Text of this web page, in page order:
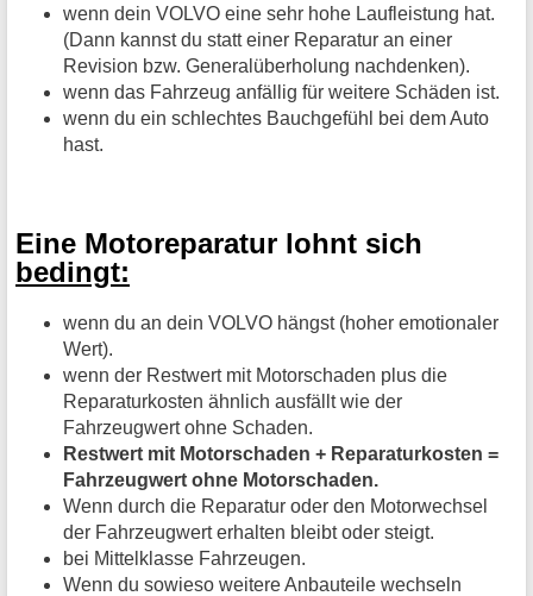
wenn dein VOLVO eine sehr hohe Laufleistung hat.
(Dann kannst du statt einer Reparatur an einer
Revision bzw. Generalüberholung nachdenken).
wenn das Fahrzeug anfällig für weitere Schäden ist.
wenn du ein schlechtes Bauchgefühl bei dem Auto
hast.
Eine Motoreparatur lohnt sich
bedingt:
wenn du an dein VOLVO hängst (hoher emotionaler
Wert).
wenn der Restwert mit Motorschaden plus die
Reparaturkosten ähnlich ausfällt wie der
Fahrzeugwert ohne Schaden.
Restwert mit Motorschaden + Reparaturkosten =
Fahrzeugwert ohne Motorschaden.
Wenn durch die Reparatur oder den Motorwechsel
der Fahrzeugwert erhalten bleibt oder steigt.
bei Mittelklasse Fahrzeugen.
Wenn du sowieso weitere Anbauteile wechseln